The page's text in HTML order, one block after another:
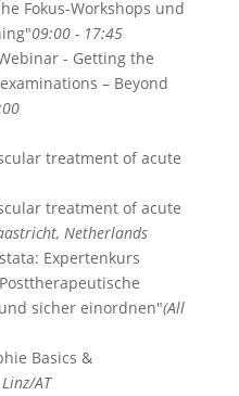
Fokus-Workshops und
09:00 - 17:45
- Getting the
– Beyond
treatment of acute
treatment of acute
Netherlands
Expertenkurs
sicher einordnen"(All
Basics &
Linz/AT